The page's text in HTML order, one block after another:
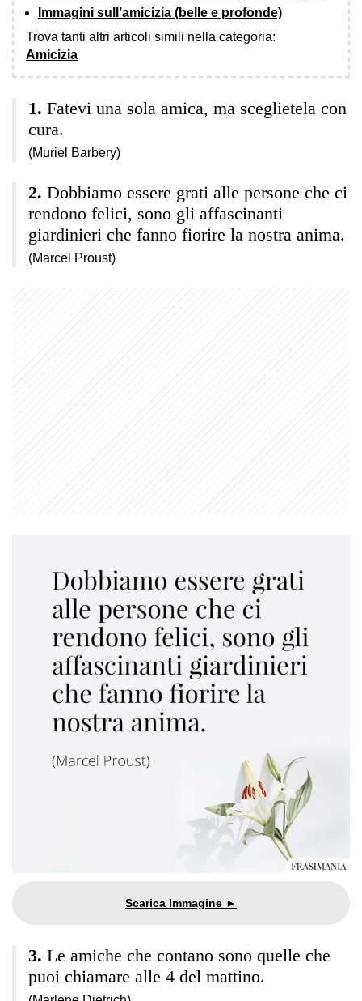
Immagini sull’amicizia (belle e profonde)
Trova tanti altri articoli simili nella categoria:
Amicizia
Fatevi una sola amica, ma sceglietela con
cura.
(Muriel Barbery)
Dobbiamo essere grati alle persone che ci
rendono felici, sono gli affascinanti
giardinieri che fanno fiorire la nostra anima.
(Marcel Proust)
Le amiche che contano sono quelle che
puoi chiamare alle 4 del mattino.